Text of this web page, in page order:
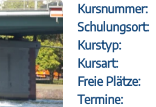
Kursnummer:
Schulungsort:
Kurstyp:
Kursart:
Freie Plätze:
Termine: